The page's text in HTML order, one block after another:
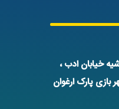
خیابان ادب ،
پارک ارغوان